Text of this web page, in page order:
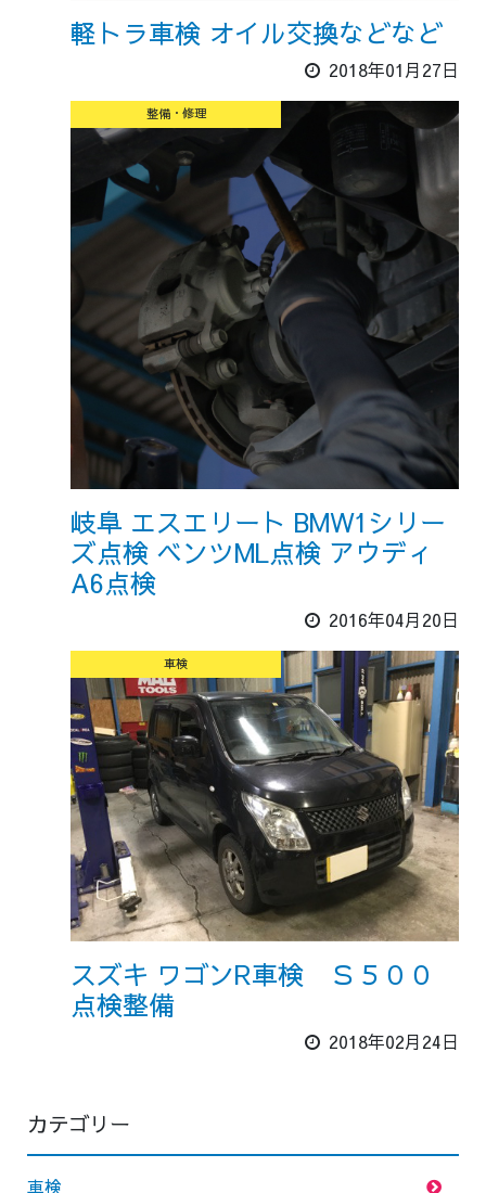
軽トラ車検 オイル交換などなど
2018年01月27日
整備・修理
岐阜 エスエリート BMW1シリー
ズ点検 ベンツML点検 アウディ
A6点検
2016年04月20日
車検
スズキ ワゴンR車検 Ｓ５００
点検整備
2018年02月24日
カテゴリー
車検